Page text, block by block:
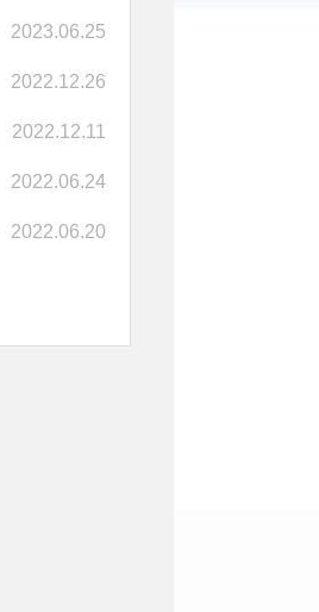
2023.06.25
2022.12.26
2022.12.11
2022.06.24
2022.06.20